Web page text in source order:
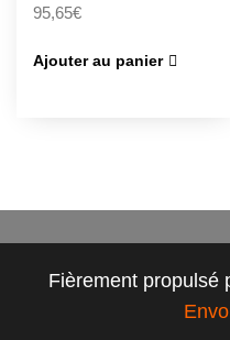
95,65€
Ajouter au panier
Fièrement propulsé